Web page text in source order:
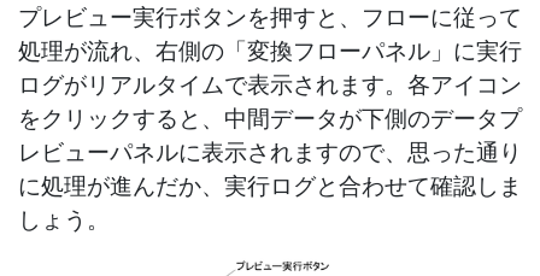
プレビュー実行ボタンを押すと、フローに従って
処理が流れ、右側の「変換フローパネル」に実行
ログがリアルタイムで表示されます。各アイコン
をクリックすると、中間データが下側のデータプ
レビューパネルに表示されますので、思った通り
に処理が進んだか、実行ログと合わせて確認しま
しょう。